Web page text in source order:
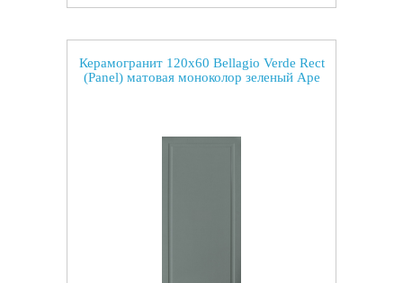
Керамогранит 120x60 Bellagio Verde Rect
(Panel) матовая моноколор зеленый Ape